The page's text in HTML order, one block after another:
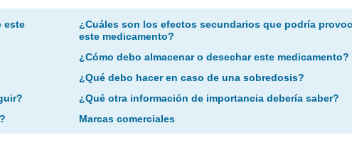
este
¿Cuáles son los efectos secundarios que podría
este medicamento?
¿Cómo debo almacenar o desechar este medicamento?
¿Qué debo hacer en caso de una sobredosis?
¿Qué otra información de importancia debería saber?
Marcas comerciales